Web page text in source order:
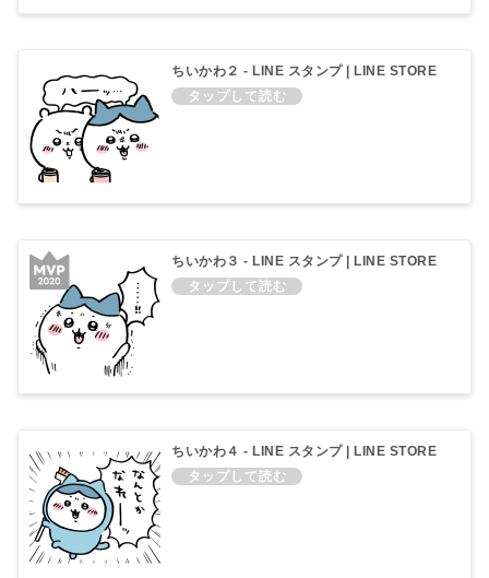
ちいかわ２ - LINE スタンプ | LINE STORE
ちいかわ３ - LINE スタンプ | LINE STORE
ちいかわ４ - LINE スタンプ | LINE STORE